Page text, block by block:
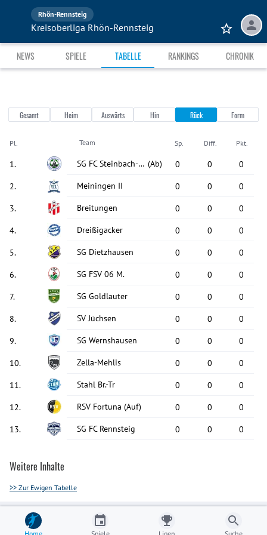
Rhön-Rennsteig
Kreisoberliga Rhön-Rennsteig
NEWS SPIELE TABELLE RANKINGS CHRONIK
Gesamt Heim Auswärts Hin Rück Form
Pl. Team Sp. Diff. Pkt.
1. SG FC Steinbach-Hallenberg (Ab) 0 0 0
2. Meiningen II 0 0 0
3. Breitungen 0 0 0
4. Dreißigacker 0 0 0
5. SG Dietzhausen 0 0 0
6. SG FSV 06 M. 0 0 0
7. SG Goldlauter 0 0 0
8. SV Jüchsen 0 0 0
9. SG Wernshausen 0 0 0
10. Zella-Mehlis 0 0 0
11. Stahl Br.-Tr 0 0 0
12. RSV Fortuna (Auf) 0 0 0
13. SG FC Rennsteig 0 0 0
Weitere Inhalte
>> Zur Ewigen Tabelle